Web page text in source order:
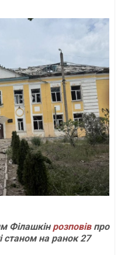
Філашкін розповівпро
станом на ранок 27